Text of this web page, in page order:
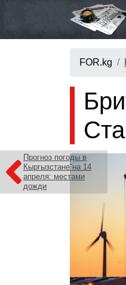
FOR.kg
Прогноз погоды в
Кыргызстане на 14
апреля: местами
дожди